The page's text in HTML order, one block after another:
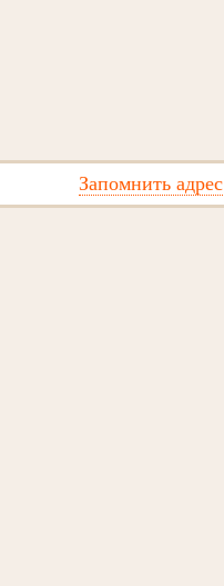
Запомнить адрес